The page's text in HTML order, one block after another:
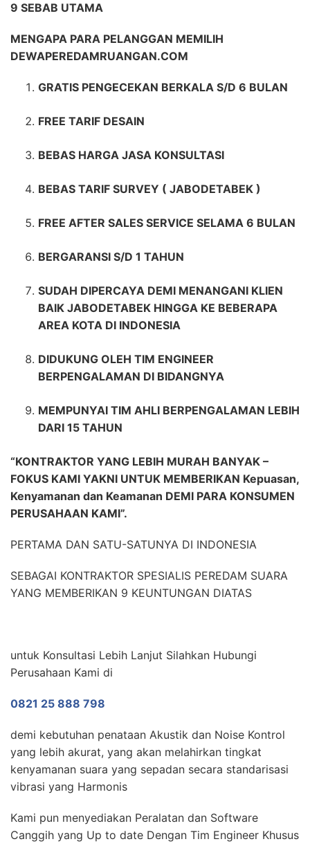
9 SEBAB UTAMA
MENGAPA PARA PELANGGAN MEMILIH
DEWAPEREDAMRUANGAN.COM
GRATIS PENGECEKAN BERKALA S/D 6 BULAN
FREE TARIF DESAIN
BEBAS HARGA JASA KONSULTASI
BEBAS TARIF SURVEY ( JABODETABEK )
FREE AFTER SALES SERVICE SELAMA 6 BULAN
BERGARANSI S/D 1 TAHUN
SUDAH DIPERCAYA DEMI MENANGANI KLIEN
BAIK JABODETABEK HINGGA KE BEBERAPA
AREA KOTA DI INDONESIA
DIDUKUNG OLEH TIM ENGINEER
BERPENGALAMAN DI BIDANGNYA
MEMPUNYAI TIM AHLI BERPENGALAMAN LEBIH
DARI 15 TAHUN
“KONTRAKTOR YANG LEBIH MURAH BANYAK –
FOKUS KAMI YAKNI UNTUK MEMBERIKAN Kepuasan,
Kenyamanan dan Keamanan DEMI PARA KONSUMEN
PERUSAHAAN KAMI”.
PERTAMA DAN SATU-SATUNYA DI INDONESIA
SEBAGAI KONTRAKTOR SPESIALIS PEREDAM SUARA
YANG MEMBERIKAN 9 KEUNTUNGAN DIATAS
untuk Konsultasi Lebih Lanjut Silahkan Hubungi
Perusahaan Kami di
0821 25 888 798
demi kebutuhan penataan Akustik dan Noise Kontrol
yang lebih akurat, yang akan melahirkan tingkat
kenyamanan suara yang sepadan secara standarisasi
vibrasi yang Harmonis
Kami pun menyediakan Peralatan dan Software
Canggih yang Up to date Dengan Tim Engineer Khusus